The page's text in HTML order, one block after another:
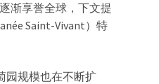
渐享誉全球，下文提
Saint-Vivant）特
园规模也在不断扩